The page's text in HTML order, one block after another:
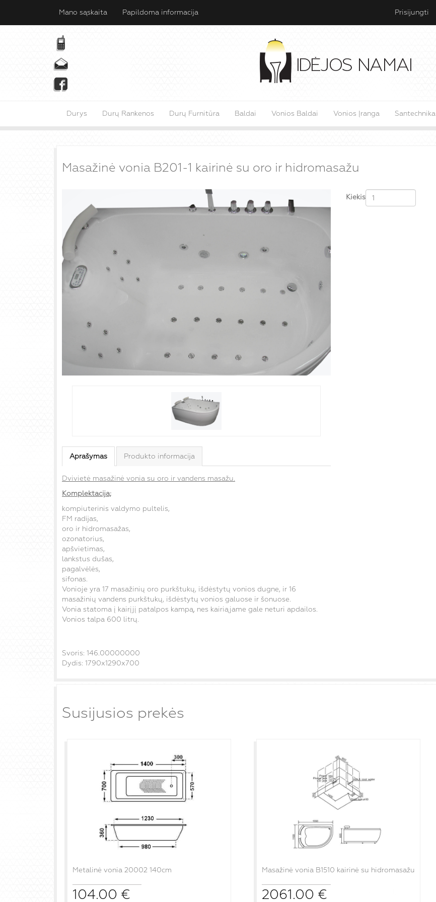
Mano sąskaita Papildoma informacija Prisijungti
Durys Durų Rankenos Durų Furnitūra Baldai Vonios Baldai Vonios Įranga Santechnika
Masažinė vonia B201-1 kairinė su oro ir hidromasažu
Aprašymas Produkto informacija
Dvivietė masažinė vonia su oro ir vandens masažu.
Komplektacija;
kompiuterinis valdymo pultelis,
FM radijas,
oro ir hidromasažas,
ozonatorius,
apšvietimas,
lankstus dušas,
pagalvėlės,
sifonas.
Vonioje yra 17 masažinių oro purkštukų, išdėstytų vonios dugne, ir 16
masažinių vandens purkštukų, išdėstytų vonios galuose ir šonuose.
Vonia statoma į kairįjį patalpos kampą, nes kairiąjame gale neturi apdailos.
Vonios talpa 600 litrų.
Svoris: 146.00000000
Dydis: 1790x1290x700
Kiekis
Susijusios prekės
Metalinė vonia 20002 140cm
104.00 €
Masažinė vonia B1510 kairinė su hidromasažu
2061.00 €